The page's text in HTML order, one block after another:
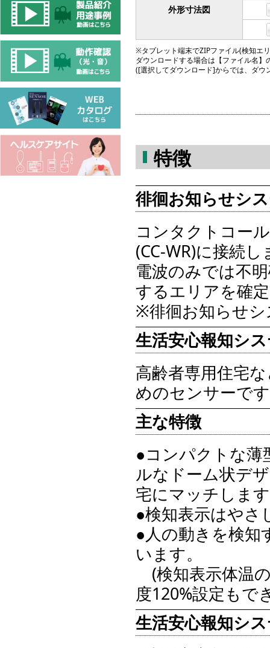
外形寸法図
※タブレット端末でZIPファイル(検知エ
ダウンロードする場合は【ファイル名
([選択してダウンロード]からでは、ダ
特徴
徘徊お知らせシ
コンタクトコー
(CC-WR)に接続し
電波のみでは不
するエリアを確
※徘徊お知らせ
生活安心報知シ
高齢者専用住宅
めのセンサーで
主な特徴
●コンパクトな
ルなドーム状デ
宅にマッチしま
●検知表示はやさ
●人の動きを検知
います。
(検知表示体温
度120%設定もで
生活安心報知シ